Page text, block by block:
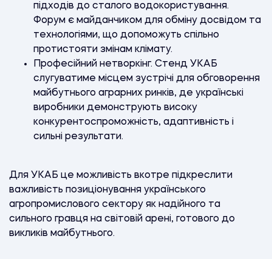
підходів до сталого водокористування.
Форум є майданчиком для обміну досвідом та
технологіями, що допоможуть спільно
протистояти змінам клімату.
Професійний нетворкінг. Стенд УКАБ
слугуватиме місцем зустрічі для обговорення
майбутнього аграрних ринків, де українські
виробники демонструють високу
конкурентоспроможність, адаптивність і
сильні результати.
Для УКАБ це можливість вкотре підкреслити
важливість позиціонування українського
агропромислового сектору як надійного та
сильного гравця на світовій арені, готового до
викликів майбутнього.